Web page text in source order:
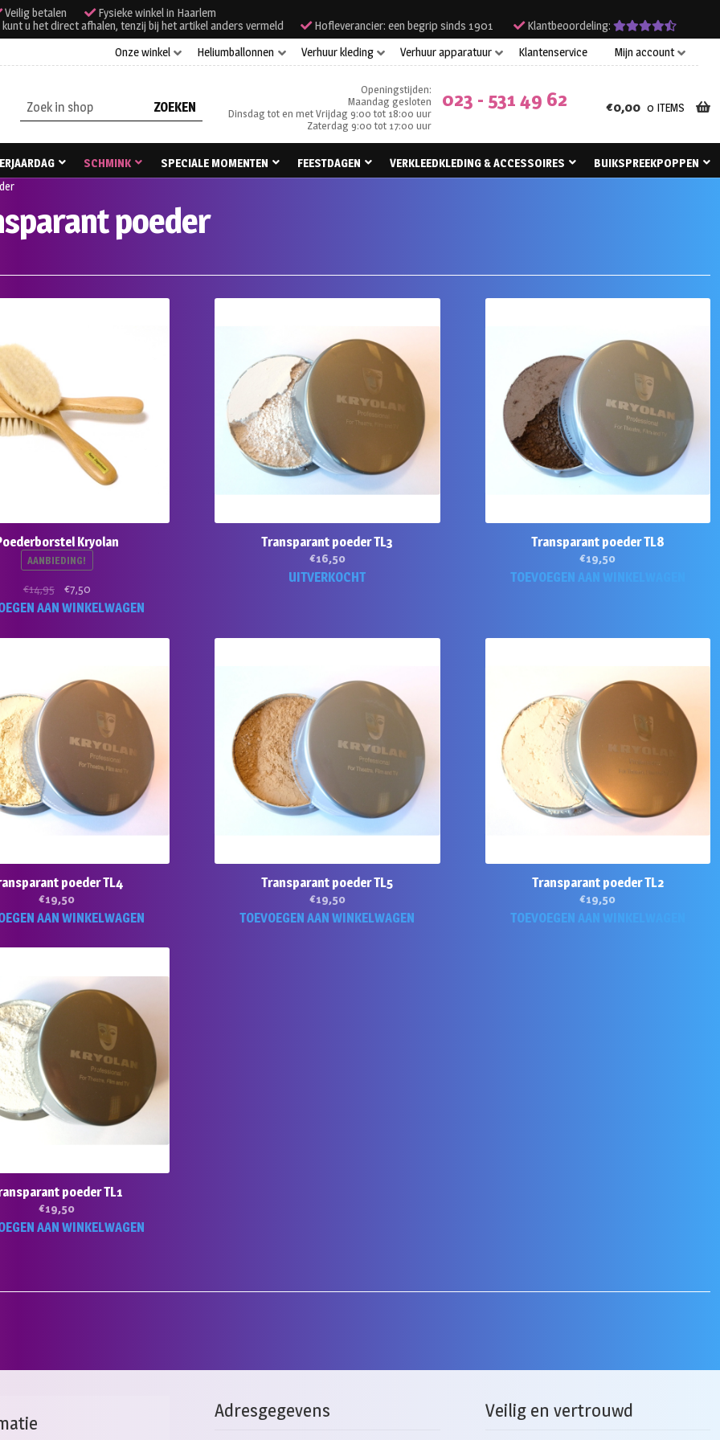
Veilig betalen
Fysieke winkel in Haarlem
u het direct afhalen, tenzij bij het artikel anders vermeld
Hofleverancier: een begrip sinds 1901
Klantbeoordeling:
Onze winkel
Heliumballonnen Verhuur kleding Verhuur apparatuur Klantenservice Mijn account
Zoeken
naar:
Openingstijden:
Maandag gesloten
Dinsdag tot en met Vrijdag 9:00 tot 18:00 uur
Zaterdag 9:00 tot 17:00 uur
023 - 531 49 62 €0,00 0 ITEMS
SCHMINK SPECIALE MOMENTEN FEESTDAGEN VERKLEEDKLEDING & ACCESSOIRES
BUIKSPREEKPOPPEN
poeder
Kryolan
AANBIEDING!
€14,95
Oorspronkelijke
prijs
€14,95.
€7,50Huidige
prijs
€7,50.
AAN WINKELWAGEN
Transparant poeder TL3
€16,50
UITVERKOCHT
Transparant poeder TL8
€19,50
TOEVOEGEN AAN WINKELWAGEN
poeder TL4
€19,50
AAN WINKELWAGEN
Transparant poeder TL5
€19,50
TOEVOEGEN AAN WINKELWAGEN
Transparant poeder TL2
€19,50
TOEVOEGEN AAN WINKELWAGEN
poeder TL1
€19,50
AAN WINKELWAGEN
Adresgegevens Veilig en vertrouwd